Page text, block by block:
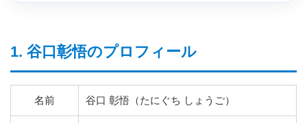
1. 谷口彰悟のプロフィール
名前 谷口 彰悟（たにぐち しょうご）